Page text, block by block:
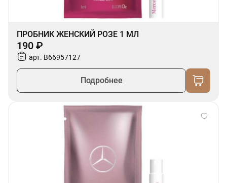
ПРОБНИК ЖЕНСКИЙ РОЗЕ 1 МЛ
190 ₽
арт. B66957127
Подробнее